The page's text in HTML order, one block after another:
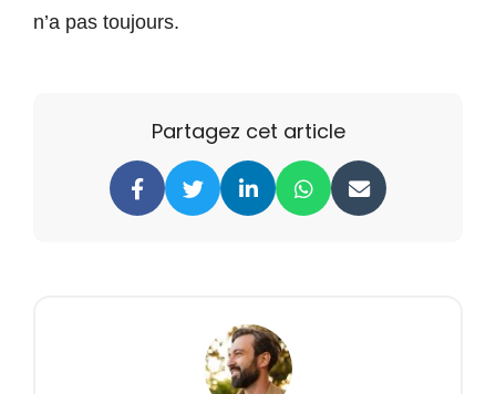
n’a pas toujours.
Partagez cet article